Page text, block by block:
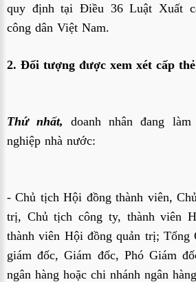
quy định tại Điều 36 Luật Xuất
công dân Việt Nam.
2. Đối tượng được xem xét cấp
Thứ nhất,
doanh nhân đang
nghiệp nhà nước:
- Chủ tịch Hội đồng thành viên,
trị, Chủ tịch công ty, thành viên
thành viên Hội đồng quản trị; Tổng
giám đốc, Giám đốc, Phó Giám
ngân hàng hoặc chi nhánh ngân